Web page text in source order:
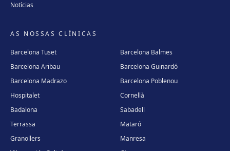
Notícias
AS NOSSAS CLÍNICAS
Barcelona Tuset
Barcelona Balmes
Barcelona Aribau
Barcelona Guinardó
Barcelona Madrazo
Barcelona Poblenou
Hospitalet
Cornellà
Badalona
Sabadell
Terrassa
Mataró
Granollers
Manresa